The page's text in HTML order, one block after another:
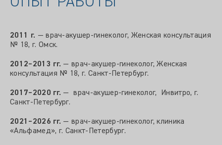
2011 г. — врач‑акушер‑гинеколог, Женская консультация
№ 18, г. Омск.
2012–2013 гг. — врач‑акушер‑гинеколог, Женская
консультация № 18, г. Санкт‑Петербург.
2017–2020 гг. — врач‑акушер‑гинеколог, Инвитро, г.
Санкт‑Петербург.
2021–2026 гг. — врач‑акушер‑гинеколог, клиника
«Альфамед», г. Санкт‑Петербург.